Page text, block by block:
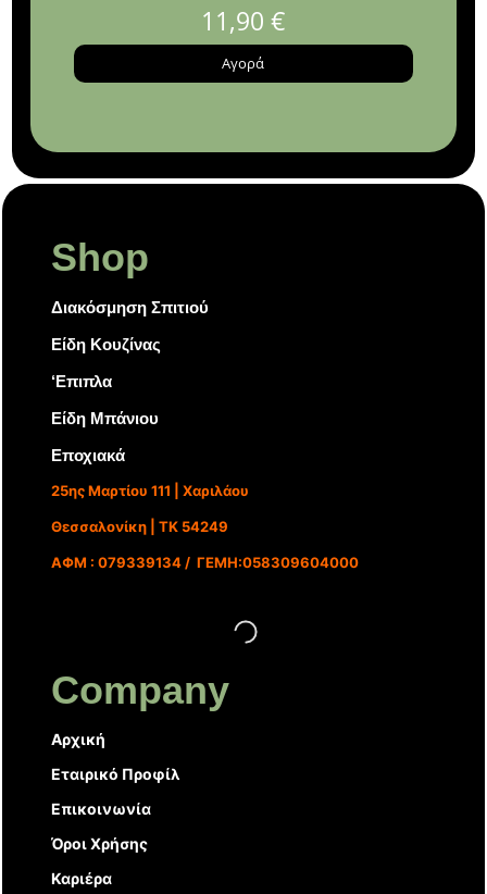
11,90 €
Αγορά
Shop
Διακόσμηση Σπιτιού
Είδη Κουζίνας
‘Επιπλα
Είδη Μπάνιου
Εποχιακά
25ης Μαρτίου 111 | Χαριλάου
Θεσσαλονίκη | ΤΚ 54249
ΑΦΜ : 079339134 / ΓΕΜΗ:058309604000
Company
Αρχική
Εταιρικό Προφίλ
Επικοινωνία
Όροι Χρήσης
Καριέρα